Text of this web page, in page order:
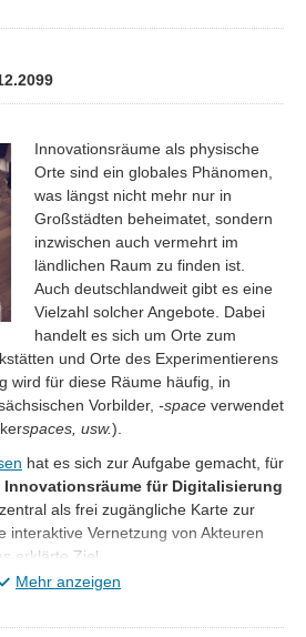
Innovationsräume als physische
Orte sind ein globales Phänomen,
was längst nicht mehr nur in
Großstädten beheimatet, sondern
inzwischen auch vermehrt im
ländlichen Raum zu finden ist.
Auch deutschlandweit gibt es eine
Vielzahl solcher Angebote. Dabei
handelt es sich um Orte zum
und Orte des Experimentierens
wird für diese Räume häufig, in
Vorbilder, -space verwendet
spaces, usw.).
hat es sich zur Aufgabe gemacht, für
Innovationsräume für Digitalisierung
als frei zugängliche Karte zur
interaktive Vernetzung von Akteuren
erklärte Ziel.
Mehr anzeigen